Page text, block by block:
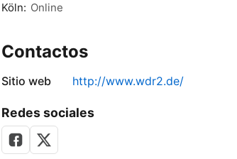
Köln: Online
Contactos
Sitio web http://www.wdr2.de/
Redes sociales